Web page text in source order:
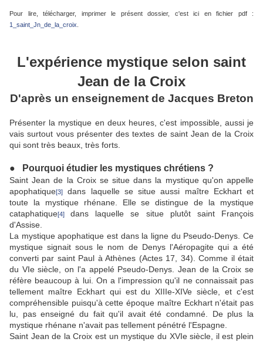
Pour lire, télécharger, imprimer le présent dossier, c'est ici en fichier pdf :
1_saint_Jn_de_la_croix
L'expérience mystique selon saint
Jean de la Croix
D'après un enseignement de Jacques Breton
Présenter la mystique en deux heures, c'est impossible, aussi je
vais surtout vous présenter des textes de saint Jean de la Croix
qui sont très beaux, très forts.
● Pourquoi étudier les mystiques chrétiens ?
Saint Jean de la Croix se situe dans la mystique qu'on appelle
apophatique[3]
dans laquelle se situe aussi maître Eckhart et
toute la mystique rhénane. Elle se distingue de la mystique
cataphatique[4]
dans laquelle se situe plutôt saint François
d'Assise.
La mystique apophatique est dans la ligne du Pseudo-Denys. Ce
mystique signait sous le nom de Denys l'Aéropagite qui a été
converti par saint Paul à Athènes (Actes 17, 34). Comme il était
du VIe siècle, on l'a appelé Pseudo-Denys. Jean de la Croix se
réfère beaucoup à lui. On a l'impression qu'il ne connaissait pas
tellement maître Eckhart qui est du XIIIe-XIVe siècle, et c'est
compréhensible puisqu'à cette époque maître Eckhart n'était pas
lu, pas enseigné du fait qu'il avait été condamné. De plus la
mystique rhénane n'avait pas tellement pénétré l'Espagne.
Saint Jean de la Croix est un mystique du XVIe siècle, il est plein